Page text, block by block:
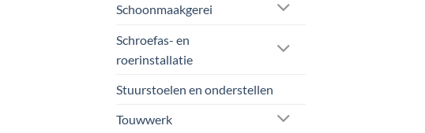
Schoonmaakgerei
Schroefas- en
roerinstallatie
Stuurstoelen en onderstellen
Touwwerk